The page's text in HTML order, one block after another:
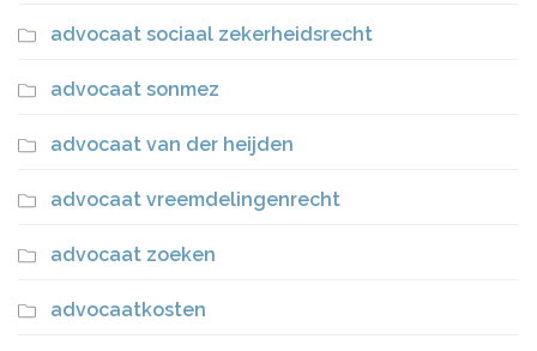
advocaat sociaal zekerheidsrecht
advocaat sonmez
advocaat van der heijden
advocaat vreemdelingenrecht
advocaat zoeken
advocaatkosten